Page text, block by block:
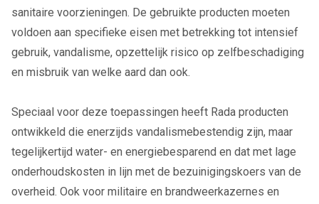
sanitaire voorzieningen. De gebruikte producten moeten
voldoen aan specifieke eisen met betrekking tot intensief
gebruik, vandalisme, opzettelijk risico op zelfbeschadiging
en misbruik van welke aard dan ook.
Speciaal voor deze toepassingen heeft Rada producten
ontwikkeld die enerzijds vandalismebestendig zijn, maar
tegelijkertijd water- en energiebesparend en dat met lage
onderhoudskosten in lijn met de bezuinigingskoers van de
overheid. Ook voor militaire en brandweerkazernes en